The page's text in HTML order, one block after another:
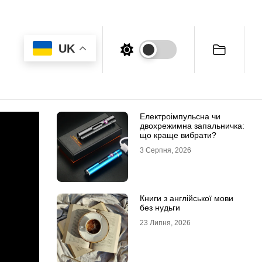
UK
Електроімпульсна чи
двохрежимна запальничка:
що краще вибрати?
3 Серпня, 2026
Книги з англійської мови
без нудьги
23 Липня, 2026